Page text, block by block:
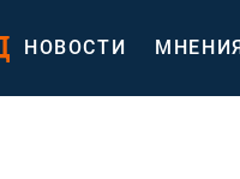
НОВОСТИ